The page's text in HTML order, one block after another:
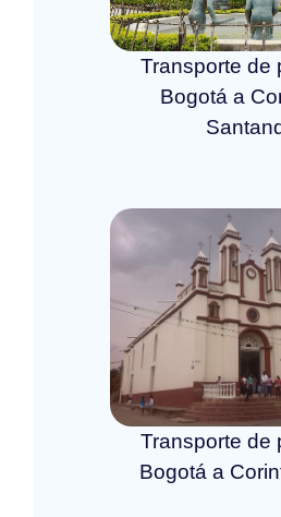
Transporte de
Bogotá a
Transporte de
Bogotá a